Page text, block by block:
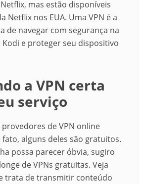
mas estão disponíveis
Netflix nos EUA. Uma VPN é a
de navegar com segurança na
e proteger seu dispositivo
a VPN certa
serviço
de VPN online
alguns deles são gratuitos.
possa parecer óbvia, sugiro
de VPNs gratuitas. Veja
trata de transmitir conteúdo